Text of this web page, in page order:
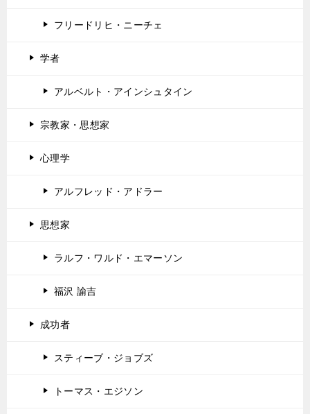
フリードリヒ・ニーチェ
学者
アルベルト・アインシュタイン
宗教家・思想家
心理学
アルフレッド・アドラー
思想家
ラルフ・ワルド・エマーソン
福沢 諭吉
成功者
スティーブ・ジョブズ
トーマス・エジソン